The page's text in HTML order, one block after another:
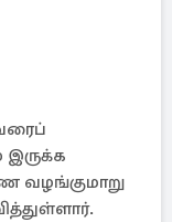
இருக்க
வழங்குமாறு